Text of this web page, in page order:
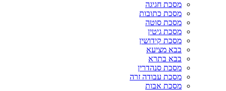
מסכת חגיגה
מסכת כתובות
מסכת סוטה
מסכת גיטין
מסכת קידושין
בבא מציעא
בבא בתרא
מסכת סנהדרין
מסכת עבודה זרה
מסכת אבות